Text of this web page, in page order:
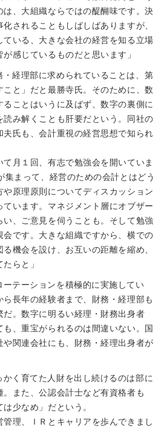
、大組織ならではの醍醐味です。決
されることもしばしばありますが、
ている、大きな会社の経営を知る立場
感じているものだと思います」
・経理部に求められていることは、第
と」だと最勝寺氏。そのために、数
ことはいうに及ばず、数字の裏側に
み解くことも肝要だという。同社の
氏も、会計重視の経営思想で知られ
て月１回、有志で勉強会を開いていま
集まって、経営のための会計とはどう
原理原則についてディスカッション
います。マネジメント層にオブザー
、ご意見を伺うことも。そして勉強
です。大きな組織ですから、横での
機会を設け、お互いの距離を縮め、
らと」
テーションを積極的に実施してい
長年の経験者まで、財務・経理部も
だ。数字に明るい経理・財務出身者
、重宝がられるのは間違いない。国
や関連会社にも、財務・経理出身者が
かく育てた人財を出し続けるのは部に
。また、公認会計士など有資格者も
は少なめ」だという。
管理、ＩＲとキャリアを歩んできまし